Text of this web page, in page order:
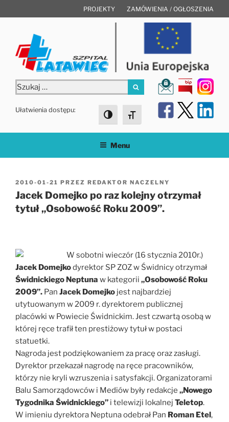
do
PROJEKTY ZAMÓWIENIA / OGŁOSZENIA
Szukaj:
Szukaj
Ułatwienia dostępu:
Toggle High Contrast
Toggle Font size
Menu
OPUBLIKOWANE
W
2010-01-21 PRZEZ REDAKTOR NACZELNY
Jacek Domejko po raz kolejny otrzymał
tytuł „Osobowość Roku 2009”.
W sobotni wieczór (16 stycznia 2010r.)
Jacek Domejkodyrektor SP ZOZ w Świdnicy otrzymał
Świdnickiego Neptuna w kategorii „Osobowość Roku
2009”. Pan Jacek Domejko jest najbardziej
utytuowanym w 2009 r. dyrektorem publicznej
placówki w Powiecie Świdnickim. Jest czwartą osobą w
której ręce trafił ten prestiżowy tytuł w postaci
statuetki.
Nagroda jest podziękowaniem za pracę oraz zasługi.
Dyrektor przekazał nagrodę na ręce pracowników,
którzy nie kryli wzruszenia i satysfakcji. Organizatorami
Balu Samorządowców i Mediów były redakcje „Nowego
Tygodnika Świdnickiego” i telewizji lokalnej Teletop.
W imieniu dyrektora Neptuna odebrał Pan Roman Etel ,